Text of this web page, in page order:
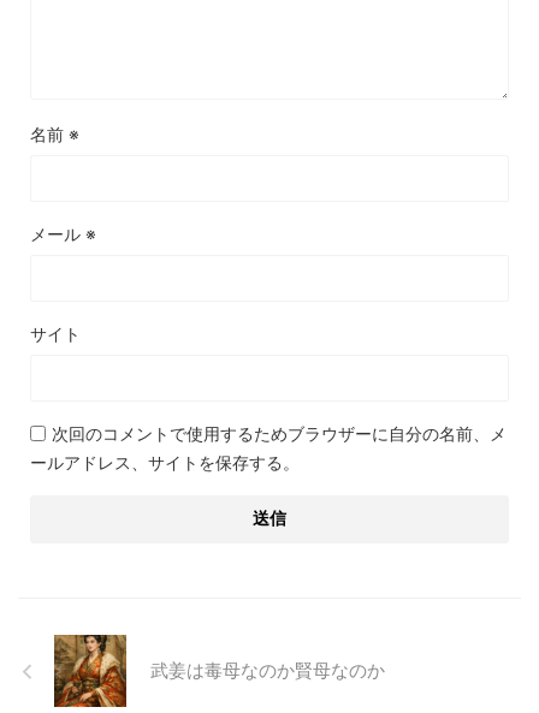
名前 ※
メール ※
サイト
次回のコメントで使用するためブラウザーに自分の名前、メ
ールアドレス、サイトを保存する。
武姜は毒母なのか賢母なのか